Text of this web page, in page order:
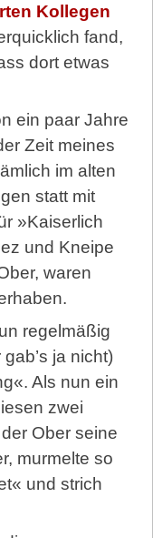
Kollegen
fand,
dort etwas
ein paar Jahre
Zeit meines
im alten
statt mit
»Kaiserlich
und Kneipe
waren
regelmäßig
ja nicht)
Als nun ein
zwei
Ober seine
murmelte so
und strich